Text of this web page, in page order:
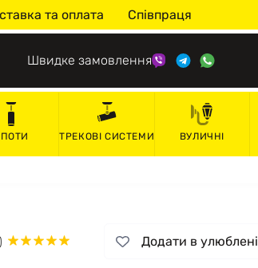
та оплата Співпраця
Швидке замовлення
ТРЕКОВІ СИСТЕМИ ВУЛИЧНІ
Додати в улюблені